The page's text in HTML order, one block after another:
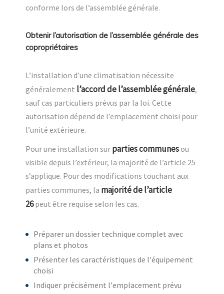
conforme lors de l’assemblée générale.
Obtenir l’autorisation de l’assemblée générale des
copropriétaires
L’installation d’une climatisation nécessite
généralement l’accord de l’assemblée générale,
sauf cas particuliers prévus par la loi. Cette
autorisation dépend de l’emplacement choisi pour
l’unité extérieure.
Pour une installation sur parties communesou
visible depuis l’extérieur, la majorité de l’article 25
s’applique. Pour des modifications touchant aux
parties communes, la majorité de l’article
26peut être requise selon les cas.
Préparer un dossier technique complet avec
plans et photos
Présenter les caractéristiques de l'équipement
choisi
Indiquer précisément l'emplacement prévu